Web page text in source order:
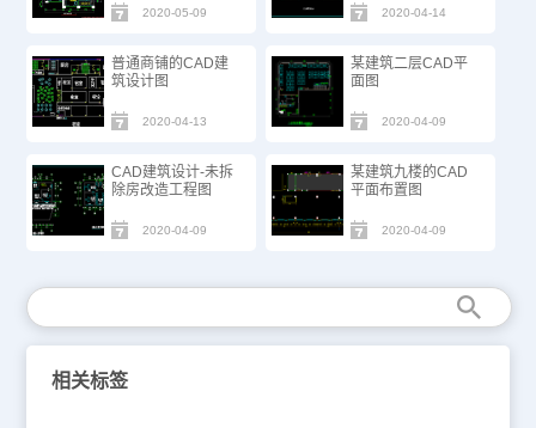
2020-05-09 2020-04-14
普通商铺的CAD建
筑设计图
2020-04-13
某建筑二层CAD平
面图
2020-04-09
CAD建筑设计-未拆
除房改造工程图
2020-04-09
某建筑九楼的CAD
平面布置图
2020-04-09
相关标签